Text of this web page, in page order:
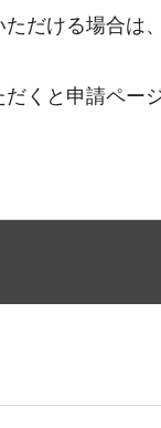
だける場合は、
くと申請ペー